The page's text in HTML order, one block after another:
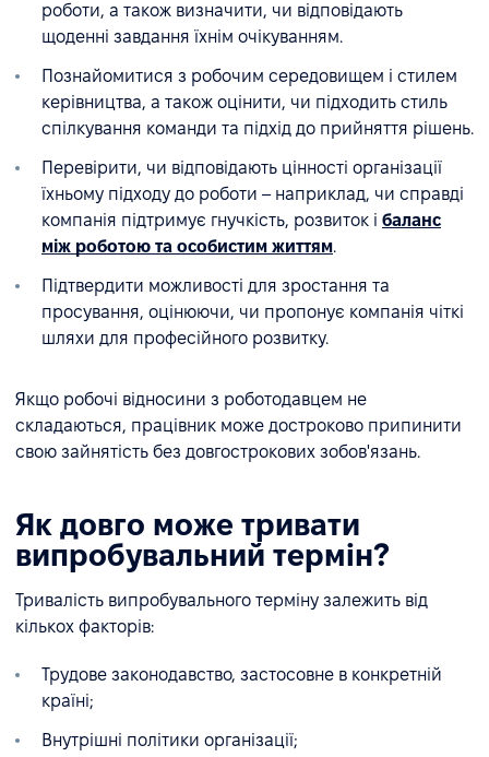
роботи, а також визначити, чи відповідають
щоденні завдання їхнім очікуванням.
Познайомитися з робочим середовищем і стилем
керівництва, а також оцінити, чи підходить стиль
спілкування команди та підхід до прийняття рішень.
Перевірити, чи відповідають цінності організації
їхньому підходу до роботи – наприклад, чи справді
компанія підтримує гнучкість, розвиток і баланс
між роботою та особистим життям.
Підтвердити можливості для зростання та
просування, оцінюючи, чи пропонує компанія чіткі
шляхи для професійного розвитку.
Якщо робочі відносини з роботодавцем не
складаються, працівник може достроково припинити
свою зайнятість без довгострокових зобов'язань.
Як довго може тривати
випробувальний термін?
Тривалість випробувального терміну залежить від
кількох факторів:
Трудове законодавство, застосовне в конкретній
країні;
Внутрішні політики організації;